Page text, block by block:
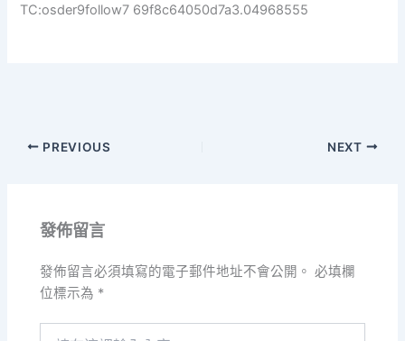
TC:osder9follow7 69f8c64050d7a3.04968555
PREVIOUS NEXT
發佈留言
發佈留言必須填寫的電子郵件地址不會公開。 必填欄
位標示為 *